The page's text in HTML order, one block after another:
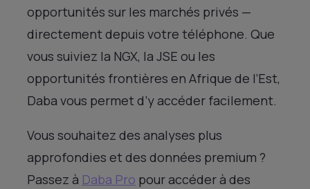
opportunités sur les marchés privés —
directement depuis votre téléphone. Que
vous suiviez la NGX, la JSE ou les
opportunités frontières en Afrique de l’Est,
Daba vous permet d’y accéder facilement.
Vous souhaitez des analyses plus
approfondies et des données premium ?
Passez à Daba Pro pour accéder à des